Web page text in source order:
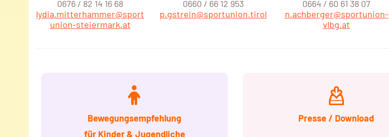
0676 / 82 14 16 68
lydia.mitterhammer@sport
union-steiermark.at
0660 / 66 12 953
p.gstrein@sportunion.tirol
0664 / 60 61 38 07
n.achberger@sportunion-
vlbg.at
Bewegungsempfehlung
für Kinder& Jugendliche
Presse / Download